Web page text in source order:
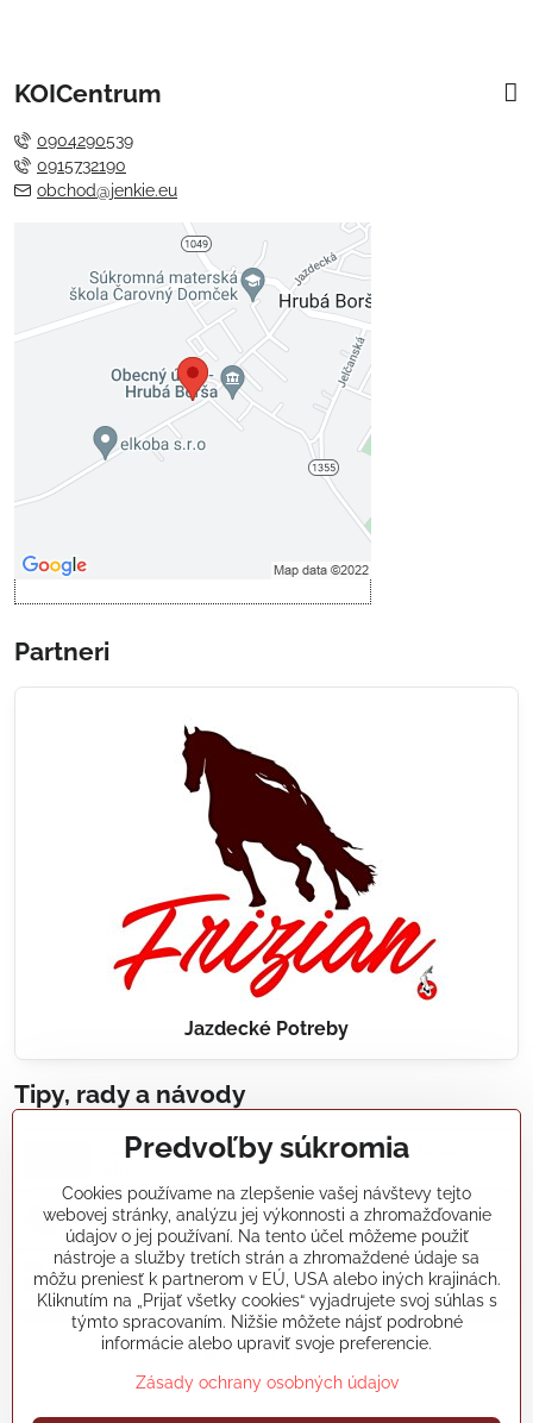
KOICentrum
0904290539
0915732190
obchod@jenkie.eu
Externý obsah je blokovaný
Voľbami súkromia
Prajete si načítať externý obsah?
Povoliť tentokrát
Povoliť a zapamätať - súhlas s
Partneri
Jazdecké Potreby
Tipy, rady a návody
Realizácie záhradných jazierok, bazénov, fontán,
Články a blogy
Rady a návody
koikapre/?ref=hl
Predvoľby súkromia
Cookies používame na zlepšenie vašej návštevy tejto
webovej stránky, analýzu jej výkonnosti a zhromažďovanie
údajov o jej používaní. Na tento účel môžeme použiť
nástroje a služby tretích strán a zhromaždené údaje sa
môžu preniesť k partnerom v EÚ, USA alebo iných krajinách.
Kliknutím na „Prijať všetky cookies“ vyjadrujete svoj súhlas s
týmto spracovaním. Nižšie môžete nájsť podrobné
informácie alebo upraviť svoje preferencie.
Zásady ochrany osobných údajov